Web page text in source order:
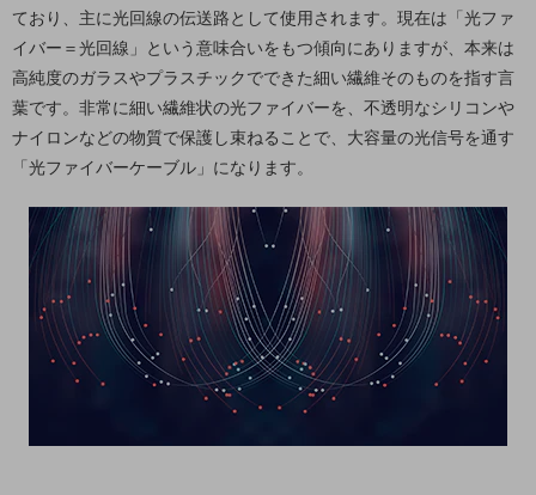
業務支援・マーケティング
災害対策・BCP
課題・ニーズで探す
課題・ニーズで探すTOP
コミュニケーション・情報共有
マーケティング
業務効率化
災害対策
職場環境整備
セキュリティ対策
ており、主に光回線の伝送路として使用されます。現在は「光ファ
イバー＝光回線」という意味合いをもつ傾向にありますが、本来は
高純度のガラスやプラスチックでできた細い繊維そのものを指す言
葉です。非常に細い繊維状の光ファイバーを、不透明なシリコンや
ナイロンなどの物質で保護し束ねることで、大容量の光信号を通す
「光ファイバーケーブル」になります。